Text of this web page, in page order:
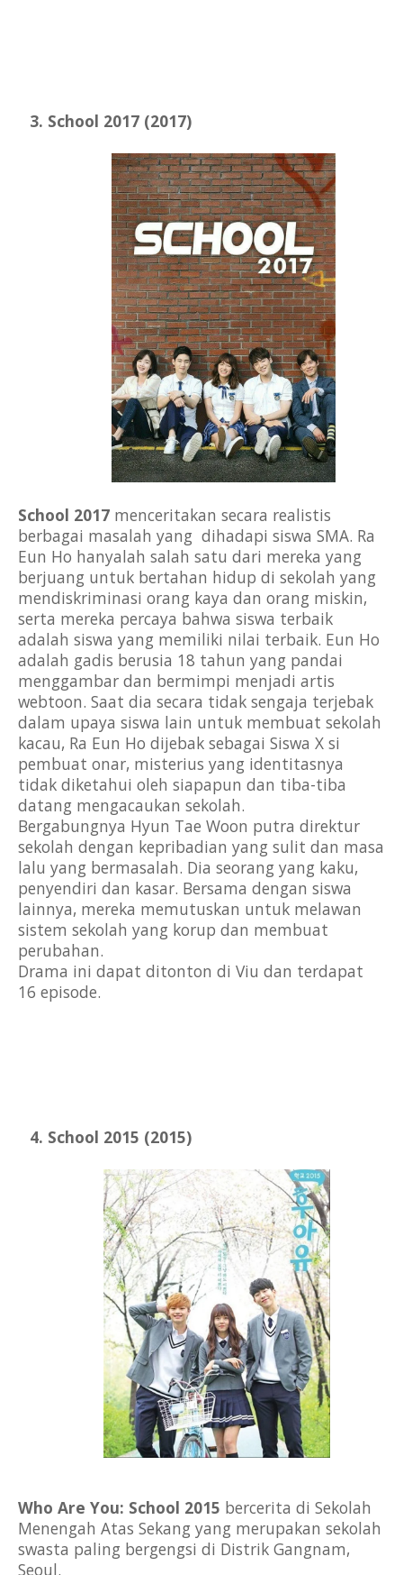
School 2017 (2017)
School 2017 menceritakan secara realistis
berbagai masalah yang  dihadapi siswa SMA. Ra
Eun Ho hanyalah salah satu dari mereka yang
berjuang untuk bertahan hidup di sekolah yang
mendiskriminasi orang kaya dan orang miskin,
serta mereka percaya bahwa siswa terbaik
adalah siswa yang memiliki nilai terbaik. Eun Ho
adalah gadis berusia 18 tahun yang pandai
menggambar dan bermimpi menjadi artis
webtoon. Saat dia secara tidak sengaja terjebak
dalam upaya siswa lain untuk membuat sekolah
kacau, Ra Eun Ho dijebak sebagai Siswa X si
pembuat onar, misterius yang identitasnya
tidak diketahui oleh siapapun dan tiba-tiba
datang mengacaukan sekolah.
Bergabungnya Hyun Tae Woon putra direktur
sekolah dengan kepribadian yang sulit dan masa
lalu yang bermasalah. Dia seorang yang kaku,
penyendiri dan kasar. Bersama dengan siswa
lainnya, mereka memutuskan untuk melawan
sistem sekolah yang korup dan membuat
perubahan.
Drama ini dapat ditonton di Viu dan terdapat
16 episode.
School 2015 (2015)
Who Are You: School 2015 bercerita di Sekolah
Menengah Atas Sekang yang merupakan sekolah
swasta paling bergengsi di Distrik Gangnam,
Seoul.